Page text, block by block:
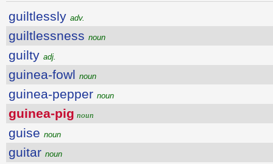
guiltlessly adv.
guiltlessness noun
guilty adj.
guinea-fowl noun
guinea-pepper noun
guinea-pig noun
guise noun
guitar noun